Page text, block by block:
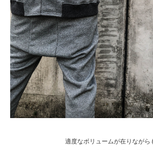
適度なボリュームが在りながら